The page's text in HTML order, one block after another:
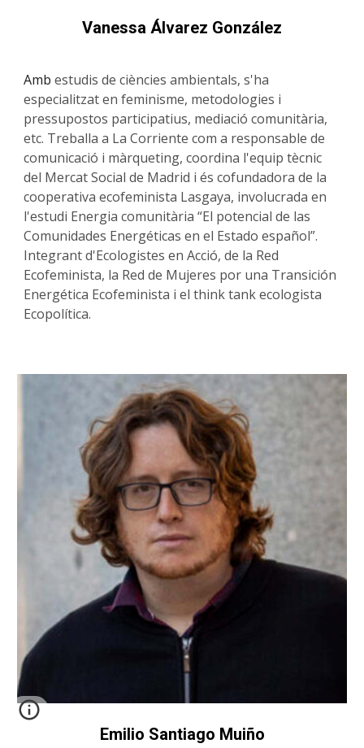
Vanessa Álvarez González
Ambestudis de ciències ambientals, s'ha
especialitzat en feminisme, metodologies i
pressupostos participatius, mediació comunitària,
etc. Treballa a La Corriente com a responsable de
comunicació i màrqueting, coordina l'equip tècnic
del Mercat Social de Madrid i és cofundadora de la
cooperativa ecofeminista Lasgaya, involucradaen
l'estudi Energia comunitària “El potencial de las
Comunidades Energéticas en el Estado español”.
Integrant d'Ecologistes en Acció, de la Red
Ecofeminista, la Red de Mujeres por una Transición
Energética Ecofeminista i el think tank ecologista
Ecopolítica.
Emilio Santiago Muiño